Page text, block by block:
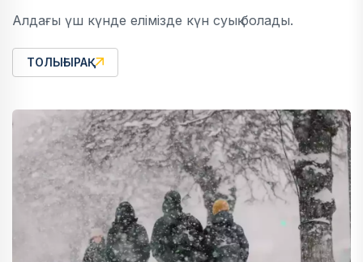
Алдағы үш күнде елімізде күн суық болады.
ТОЛЫҒЫРАҚ